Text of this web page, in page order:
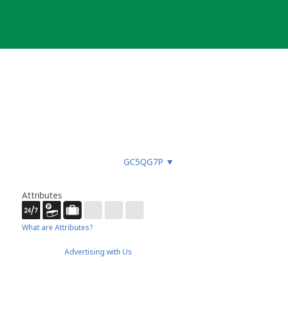
GC5QG7P ▼
Attributes
What are Attributes?
Advertising with Us